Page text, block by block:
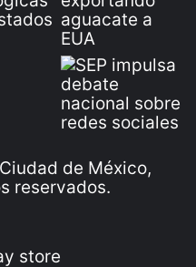
de México,
reservados.